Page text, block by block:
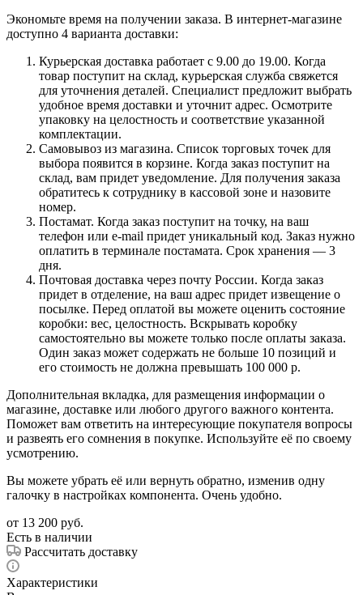
Экономьте время на получении заказа. В интернет-магазине
доступно 4 варианта доставки:
Курьерская доставка работает с 9.00 до 19.00. Когда
товар поступит на склад, курьерская служба свяжется
для уточнения деталей. Специалист предложит выбрать
удобное время доставки и уточнит адрес. Осмотрите
упаковку на целостность и соответствие указанной
комплектации.
Самовывоз из магазина. Список торговых точек для
выбора появится в корзине. Когда заказ поступит на
склад, вам придет уведомление. Для получения заказа
обратитесь к сотруднику в кассовой зоне и назовите
номер.
Постамат. Когда заказ поступит на точку, на ваш
телефон или e-mail придет уникальный код. Заказ нужно
оплатить в терминале постамата. Срок хранения — 3
дня.
Почтовая доставка через почту России. Когда заказ
придет в отделение, на ваш адрес придет извещение о
посылке. Перед оплатой вы можете оценить состояние
коробки: вес, целостность. Вскрывать коробку
самостоятельно вы можете только после оплаты заказа.
Один заказ может содержать не больше 10 позиций и
его стоимость не должна превышать 100 000 р.
Дополнительная вкладка, для размещения информации о
магазине, доставке или любого другого важного контента.
Поможет вам ответить на интересующие покупателя вопросы
и развеять его сомнения в покупке. Используйте её по своему
усмотрению.
Вы можете убрать её или вернуть обратно, изменив одну
галочку в настройках компонента. Очень удобно.
от 13 200 руб.
Есть в наличии
Рассчитать доставку
Характеристики